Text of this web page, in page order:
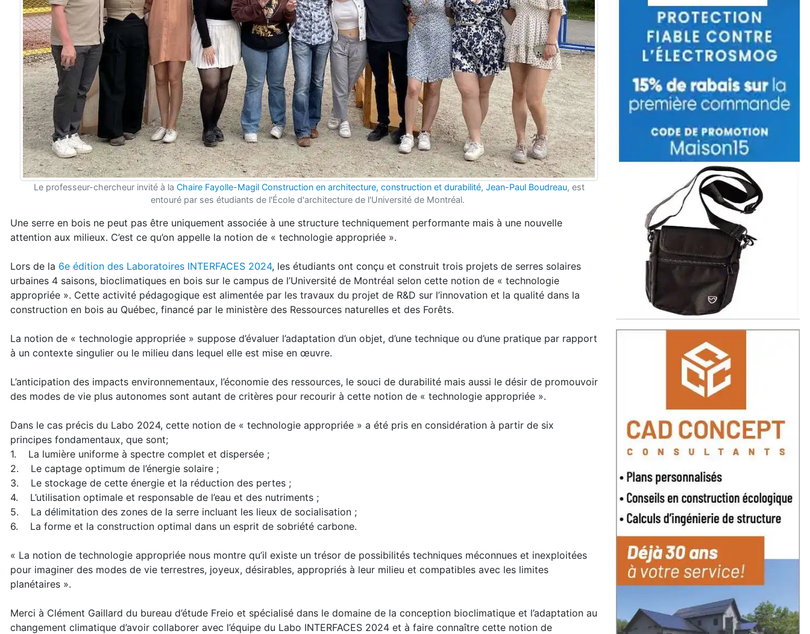
Le professeur-chercheur invité à la Chaire Fayolle-Magil Construction en architecture, construction et durabilité, Jean-Paul Boudreau, est
entouré par ses étudiants de l'École d'architecture de l'Université de Montréal.
Une serre en bois ne peut pas être uniquement associée à une structure techniquement performante mais à une nouvelle
attention aux milieux. C’est ce qu’on appelle la notion de « technologie appropriée ».
Lors de la 6e édition des Laboratoires INTERFACES 2024, les étudiants ont conçu et construit trois projets de serres solaires
urbaines 4 saisons, bioclimatiques en bois sur le campus de l’Université de Montréal selon cette notion de « technologie
appropriée ». Cette activité pédagogique est alimentée par les travaux du projet de R&D sur l’innovation et la qualité dans la
construction en bois au Québec, financé par le ministère des Ressources naturelles et des Forêts.
La notion de « technologie appropriée » suppose d’évaluer l’adaptation d’un objet, d’une technique ou d’une pratique par rapport
à un contexte singulier ou le milieu dans lequel elle est mise en œuvre.
L’anticipation des impacts environnementaux, l’économie des ressources, le souci de durabilité mais aussi le désir de promouvoir
des modes de vie plus autonomes sont autant de critères pour recourir à cette notion de « technologie appropriée ».
Dans le cas précis du Labo 2024, cette notion de « technologie appropriée » a été pris en considération à partir de six
principes fondamentaux, que sont;
1. La lumière uniforme à spectre complet et dispersée ;
2. Le captage optimum de l’énergie solaire ;
3. Le stockage de cette énergie et la réduction des pertes ;
4. L’utilisation optimale et responsable de l’eau et des nutriments ;
5. La délimitation des zones de la serre incluant les lieux de socialisation ;
6. La forme et la construction optimal dans un esprit de sobriété carbone.
« La notion de technologie appropriée nous montre qu’il existe un trésor de possibilités techniques méconnues et inexploitées
pour imaginer des modes de vie terrestres, joyeux, désirables, appropriés à leur milieu et compatibles avec les limites
planétaires ».
Merci à Clément Gaillard du bureau d’étude Freio et spécialisé dans le domaine de la conception bioclimatique et l’adaptation au
changement climatique d’avoir collaborer avec l’équipe du Labo INTERFACES 2024 et à faire connaître cette notion de